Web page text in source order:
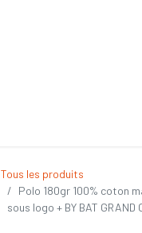
Tous les produits
Polo 180gr 100% coton
sous logo + BY BAT